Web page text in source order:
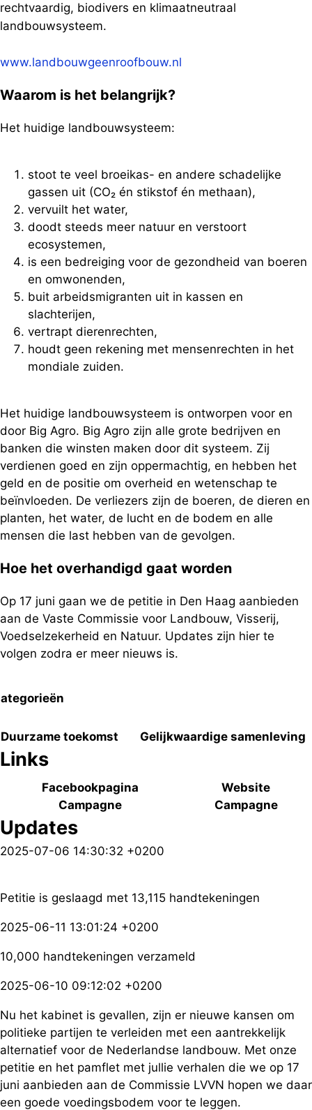
rechtvaardig, biodivers en klimaatneutraal
landbouwsysteem.
www.landbouwgeenroofbouw.nl
Waarom is het belangrijk?
Het huidige landbouwsysteem:
stoot te veel broeikas- en andere schadelijke
gassen uit (CO₂ én stikstof én methaan),
vervuilt het water,
doodt steeds meer natuur en verstoort
ecosystemen,
is een bedreiging voor de gezondheid van boeren
en omwonenden,
buit arbeidsmigranten uit in kassen en
slachterijen,
vertrapt dierenrechten,
houdt geen rekening met mensenrechten in het
mondiale zuiden.
Het huidige landbouwsysteem is ontworpen voor en
door Big Agro. Big Agro zijn alle grote bedrijven en
banken die winsten maken door dit systeem. Zij
verdienen goed en zijn oppermachtig, en hebben het
geld en de positie om overheid en wetenschap te
beïnvloeden. De verliezers zijn de boeren, de dieren en
planten, het water, de lucht en de bodem en alle
mensen die last hebben van de gevolgen.
Hoe het overhandigd gaat worden
Op 17 juni gaan we de petitie in Den Haag aanbieden
aan de Vaste Commissie voor Landbouw, Visserij,
Voedselzekerheid en Natuur. Updates zijn hier te
volgen zodra er meer nieuws is.
Duurzame toekomst Gelijkwaardige samenleving
Links
Facebookpagina
Campagne
Website
Campagne
Updates
2025-07-06 14:30:32 +0200
Petitie is geslaagd met 13,115 handtekeningen
2025-06-11 13:01:24 +0200
10,000 handtekeningen verzameld
2025-06-10 09:12:02 +0200
Nu het kabinet is gevallen, zijn er nieuwe kansen om
politieke partijen te verleiden met een aantrekkelijk
alternatief voor de Nederlandse landbouw. Met onze
petitie en het pamflet met jullie verhalen die we op 17
juni aanbieden aan de Commissie LVVN hopen we daar
een goede voedingsbodem voor te leggen.